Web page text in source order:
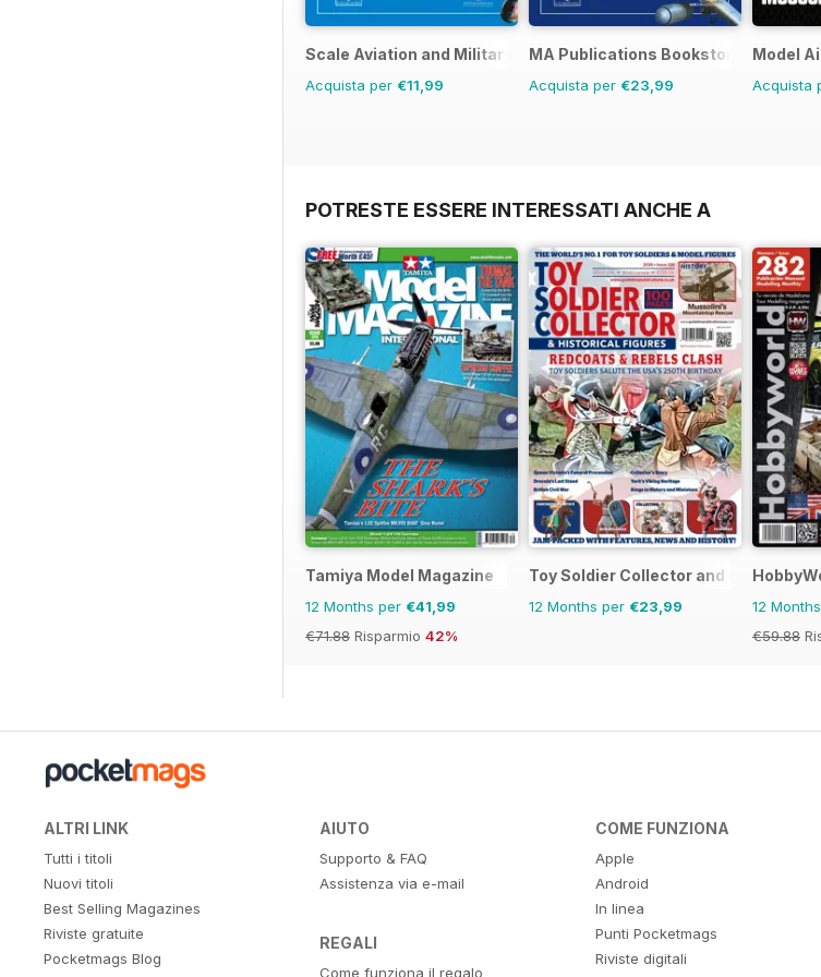
Scale Aviation and Military Modeller International (M)
Acquista per €11,99
MA Publications Bookstore
Acquista per €23,99
Model
Acquista
POTRESTE ESSERE INTERESSATI ANCHE A
Tamiya Model Magazine
12 Months per €41,99
€71.88 Risparmio 42%
Toy Soldier Collector and Historical
12 Months per €23,99 12
€59.88
ALTRI LINK
Tutti i titoli
Nuovi titoli
Best Selling Magazines
Riviste gratuite
Pocketmags Blog
AIUTO
Supporto & FAQ
Assistenza via e-mail
REGALI
Come funziona il regalo
COME FUNZIONA
Apple
Android
In linea
Punti Pocketmags
Riviste digitali